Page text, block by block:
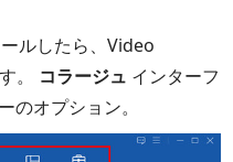
ルしたら、Video
。 コラージュ インターフ
のオプション。